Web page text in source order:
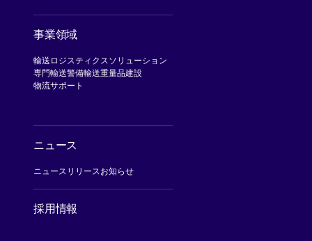
事業領域
輸送 ロジスティクスソリューション
専門輸送警備輸送重量品建設
物流サポート
ニュース
ニュースリリースお知らせ
採用情報